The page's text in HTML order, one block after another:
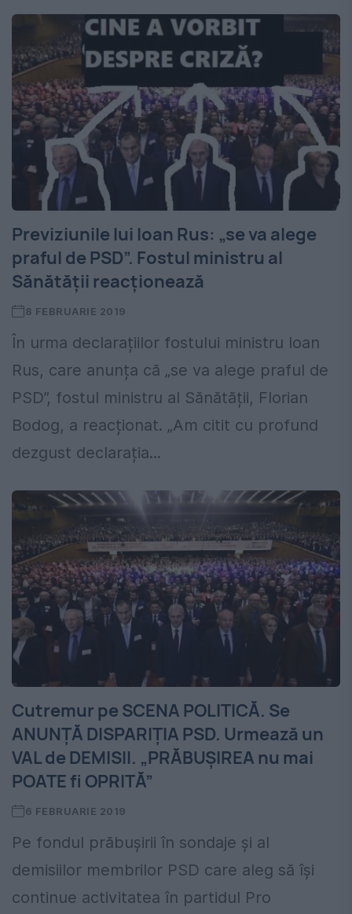
Previziunile lui Ioan Rus: „se va alege
praful de PSD”. Fostul ministru al
Sănătății reacționează
8 FEBRUARIE 2019
În urma declarațiilor fostului ministru Ioan
Rus, care anunța că „se va alege praful de
PSD”, fostul ministru al Sănătății, Florian
Bodog, a reacționat. „Am citit cu profund
dezgust declarația...
Cutremur pe SCENA POLITICĂ. Se
ANUNȚĂ DISPARIȚIA PSD. Urmează un
VAL de DEMISII. „PRĂBUȘIREA nu mai
POATE fi OPRITĂ”
6 FEBRUARIE 2019
Pe fondul prăbușirii în sondaje și al
demisiilor membrilor PSD care aleg să își
continue activitatea în partidul Pro